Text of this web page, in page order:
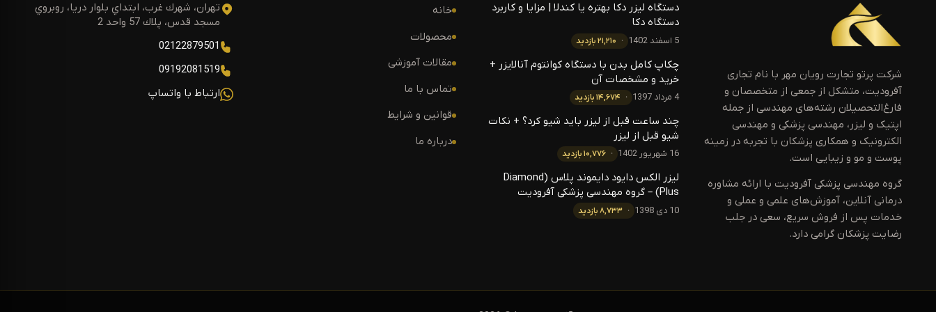
شرکت پرتو تجارت رویان مهر با نام تجاری
آفرودیت، متشکل از جمعی از متخصصان و
فارغ‌التحصیلان رشته‌های مهندسی از جمله
اپتیک و لیزر، مهندسی پزشکی و مهندسی
الکترونیک و همکاری پزشکان با تجربه در زمینه
پوست و مو و زیبایی است.
گروه مهندسی پزشکی آفرودیت با ارائه مشاوره
درمانی آنلاین، آموزش‌های علمی و عملی و
خدمات پس از فروش سریع، سعی در جلب
رضایت پزشکان گرامی دارد.
دستگاه لیزر دکا بهتره یا کندلا | مزایا و کاربرد
دستگاه دکا
5 اسفند 1402 ۲۱,۲۱۰ بازدید
چکاپ کامل بدن با دستگاه کوانتوم آنالایزر +
خرید و مشخصات آن
4 مرداد 1397 ۱۴,۶۷۴ بازدید
چند ساعت قبل از لیزر باید شیو کرد؟ + نکات
شیو قبل از لیزر
16 شهریور 1402 ۱۰,۷۷۶ بازدید
لیزر الکس دایود دایموند پلاس (Diamond
Plus) – گروه مهندسی پزشکی آفرودیت
10 دی 1398 ۸,۷۳۳ بازدید
خانه
محصولات
مقالات آموزشی
تماس با ما
قوانین و شرایط
درباره ما
تهران، شهرك غرب، ابتداي بلوار دريا، روبروي
مسجد قدس، پلاك 57 واحد 2
02122879501
09192081519
ارتباط با واتساپ